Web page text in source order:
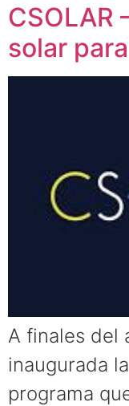
CSOLAR
solar
A finales del
inaugurada
programa